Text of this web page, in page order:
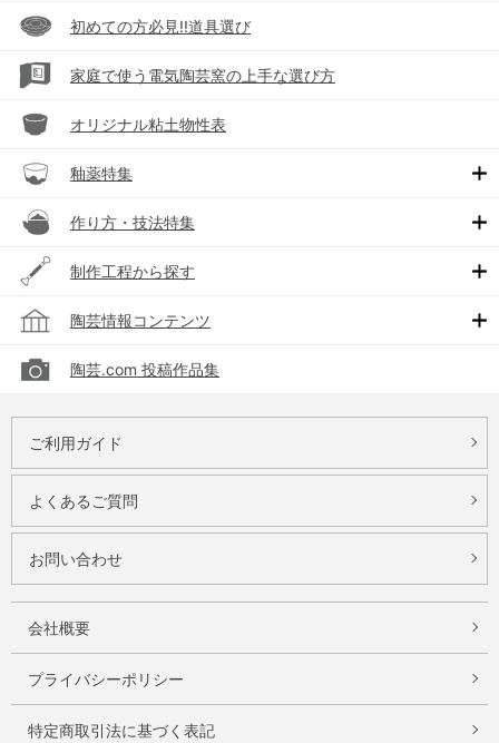
初めての方必見!!道具選び
家庭で使う電気陶芸窯の上手な選び方
オリジナル粘土物性表
釉薬特集
作り方・技法特集
制作工程から探す
陶芸情報コンテンツ
陶芸.com 投稿作品集
ご利用ガイド
よくあるご質問
お問い合わせ
会社概要
プライバシーポリシー
特定商取引法に基づく表記